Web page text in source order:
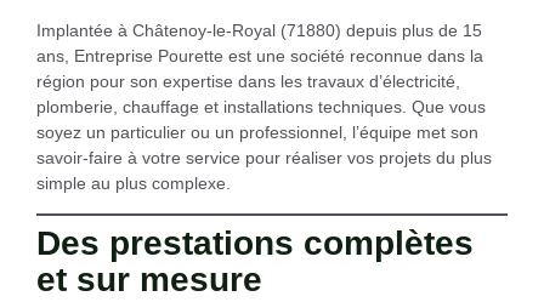
Implantée à Châtenoy-le-Royal (71880) depuis plus de 15
ans Entreprise Pourette est une société reconnue dans la
région pour son expertise dans les travaux d’électricité,
plomberie, chauffage et installations techniques . Que vous
soyez un particulier ou un professionnel, l’équipe met son
savoir-faire à votre service pour réaliser vos projets du plus
simple au plus complexe.
Des prestations complètes
et sur mesure